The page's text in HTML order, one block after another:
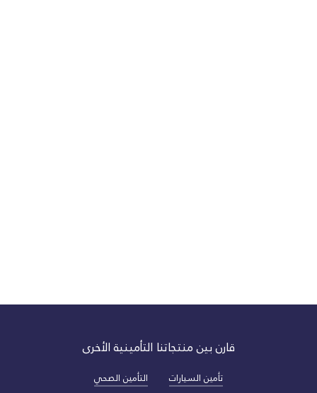
قارن بين منتجاتنا التأمينية الأخرى
تأمين السيارات التأمين الصحي